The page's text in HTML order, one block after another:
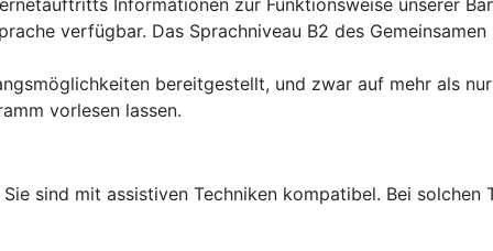
Informationen zur Funktionsweise unserer
verfügbar. Das Sprachniveau B2 des
bereitgestellt, und zwar auf mehr als
vorlesen lassen.
sind mit assistiven Techniken kompatibel. Bei